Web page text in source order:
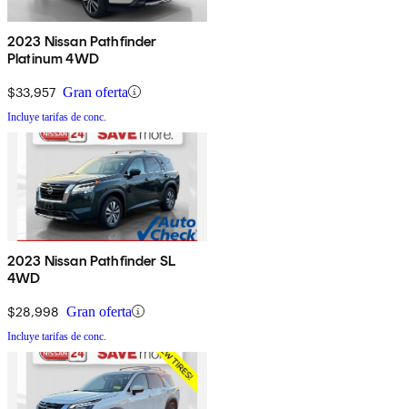
2023 Nissan Pathfinder
Platinum 4WD
$33,957 Gran oferta
Incluye tarifas de conc.
2023 Nissan Pathfinder SL
4WD
$28,998 Gran oferta
Incluye tarifas de conc.